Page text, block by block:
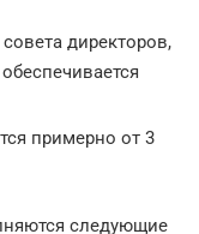
директоров,
примерно от 3
следующие